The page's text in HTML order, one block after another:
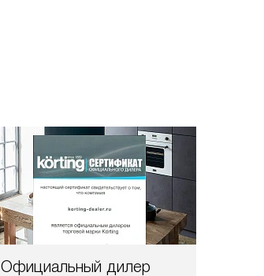
Официальный дилер